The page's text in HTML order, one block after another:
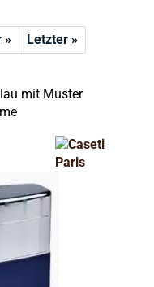
»
Letzter »
mit Muster